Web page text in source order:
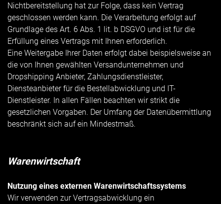
Nichtbereitstellung hat zur Folge, dass kein Vertrag
geschlossen werden kann. Die Verarbeitung erfolgt auf
Grundlage des Art. 6 Abs. 1 lit. b DSGVO und ist für die
Erfüllung eines Vertrags mit Ihnen erforderlich.
Eine Weitergabe Ihrer Daten erfolgt dabei beispielsweise an
die von Ihnen gewählten Versandunternehmen und
Dropshipping Anbieter, Zahlungsdienstleister,
Diensteanbieter für die Bestellabwicklung und IT-
Dienstleister. In allen Fällen beachten wir strikt die
gesetzlichen Vorgaben. Der Umfang der Datenübermittlung
beschränkt sich auf ein Mindestmaß.
Warenwirtschaft
Nutzung eines externen Warenwirtschaftssystems
Wir verwenden zur Vertragsabwicklung ein